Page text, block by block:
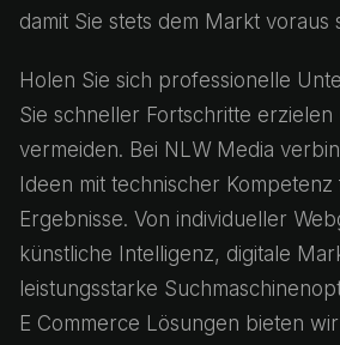
damit Sie stets dem Markt voraus
Holen Sie sich professionelle
Sie schneller Fortschritte
vermeiden. Bei NLW Media
Ideen mit technischer
Ergebnisse. Von individueller
künstliche Intelligenz, digitale
leistungsstarke
E Commerce Lösungen bieten